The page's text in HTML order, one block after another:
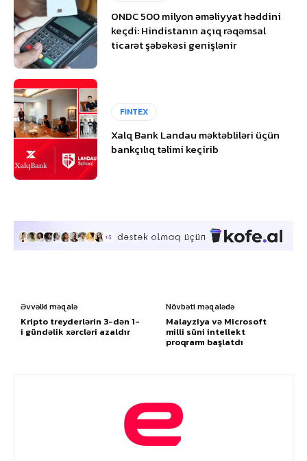
ONDC 500 milyon əməliyyat həddini
keçdi: Hindistanın açıq rəqəmsal
ticarət şəbəkəsi genişlənir
FİNTEX
Xalq Bank Landau məktəbliləri üçün
bankçılıq təlimi keçirib
Əvvəlki məqalə
Kripto treyderlərin 3-dən 1-
i gündəlik xərcləri azaldır
Növbəti məqalədə
Malayziya və Microsoft
milli süni intellekt
proqramı başlatdı